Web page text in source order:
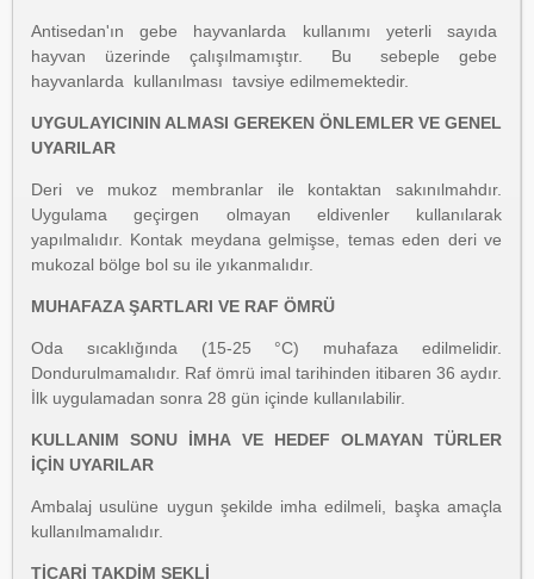
Antisedan'ın gebe hayvanlarda kullanımı yeterli sayıda
hayvan üzerinde çalışılmamıştır. Bu sebeple gebe
hayvanlarda kullanılması tavsiye edilmemektedir.
UYGULAYICININ ALMASI GEREKEN ÖNLEMLER VE GENEL
UYARILAR
Deri ve mukoz membranlar ile kontaktan sakınılmahdır.
Uygulama geçirgen olmayan eldivenler kullanılarak
yapılmalıdır. Kontak meydana gelmişse, temas eden deri ve
mukozal bölge bol su ile yıkanmalıdır.
MUHAFAZA ŞARTLARI VE RAF ÖMRÜ
Oda sıcaklığında (15-25 °C) muhafaza edilmelidir.
Dondurulmamalıdır. Raf ömrü imal tarihinden itibaren 36 aydır.
İlk uygulamadan sonra 28 gün içinde kullanılabilir.
KULLANIM SONU İMHA VE HEDEF OLMAYAN TÜRLER
İÇİN UYARILAR
Ambalaj usulüne uygun şekilde imha edilmeli, başka amaçla
kullanılmamalıdır.
TİCARİ TAKDİM ŞEKLİ